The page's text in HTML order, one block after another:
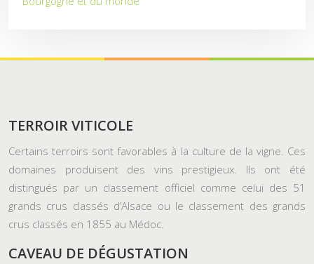
TERROIR VITICOLE
Certains terroirs sont favorables à la culture de la vigne. Ces
domaines produisent des vins prestigieux. Ils ont été
distingués par un classement officiel comme celui des 51
grands crus classés d’Alsace ou le classement des grands
crus classés en 1855 au Médoc.
CAVEAU DE DÉGUSTATION